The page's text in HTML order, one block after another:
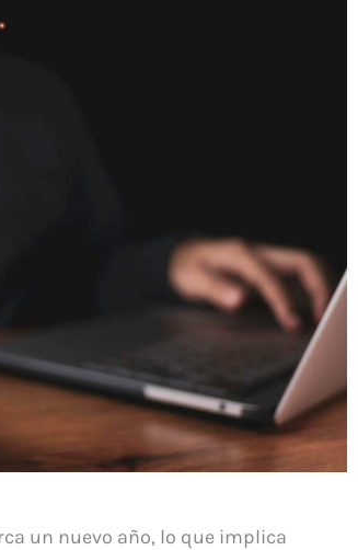
un nuevo año, lo que implica